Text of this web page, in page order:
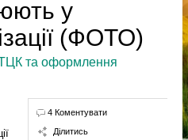
у
(ФОТО)
ТЦК та оформлення
4 Коментувати
Ділитись